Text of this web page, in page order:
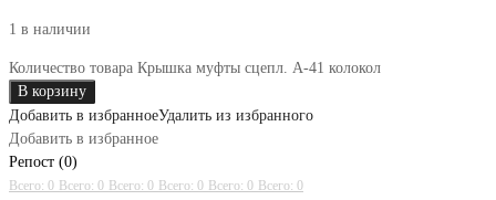
1 в наличии
Количество товара Крышка муфты сцепл. А-41 колокол
В корзину
Добавить в избранноеУдалить из избранного
Добавить в избранное
Репост (0)
Всего: 0 Всего: 0 Всего: 0 Всего: 0 Всего: 0 Всего: 0